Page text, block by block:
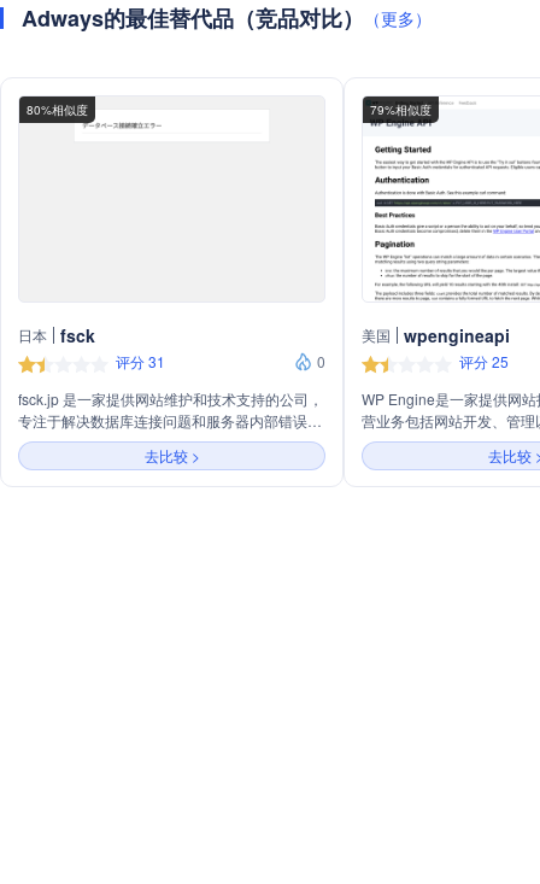
Adways的最佳替代品（竞品对比） （更多）
80%相似度
日本 fsck
评分 31
0
fsck.jp 是一家提供网站维护和技术支持的公司，
专注于解决数据库连接问题和服务器内部错误，
致力于提升网站稳定性和用户体验。
去比较 >
79%相似度
美国 wpengineapi
评分 25
WP Engine是一家提供网
营业务包括网站开发、管
接口支持用户进行数据访
提供高效、安全的在线平台
去比较